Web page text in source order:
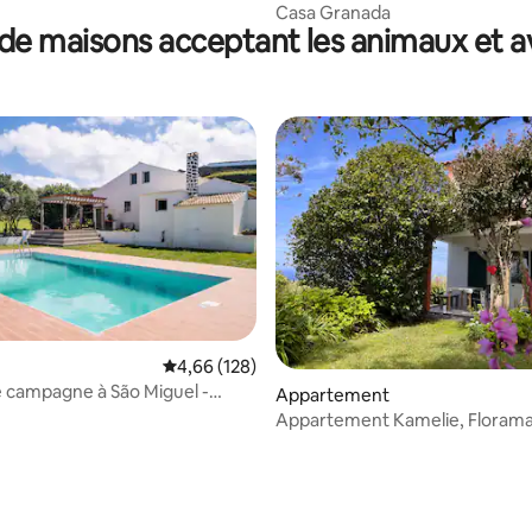
Casa Granada
maisons acceptant les animaux et
la base de 65 commentaires : 4,77 sur 5
Évaluation moyenne sur la base de 128
4,66 (128)
campagne à São Miguel -
Appartement
Appartement Kamelie,